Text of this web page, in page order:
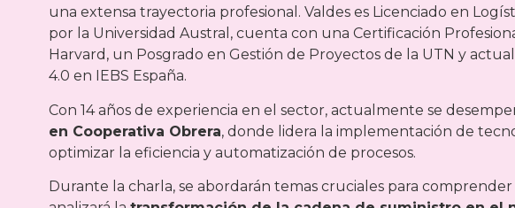
una extensa trayectoria profesional. Valdes es Licenciado en
por la Universidad Austral, cuenta con una Certificación
Harvard, un Posgrado en Gestión de Proyectos de la UTN y
4.0 en IEBS España.
Con 14 años de experiencia en el sector, actualmente se
en Cooperativa Obrera, donde lidera la implementación de
optimizar la eficiencia y automatización de procesos.
Durante la charla, se abordarán temas cruciales para